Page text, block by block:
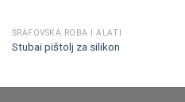
ŠRAFOVSKA ROBA I ALATI
Stubai pištolj za silikon